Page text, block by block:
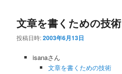
文章を書くための技術
投稿日時:2003年6月13日
isanaさん
文章を書くための技術